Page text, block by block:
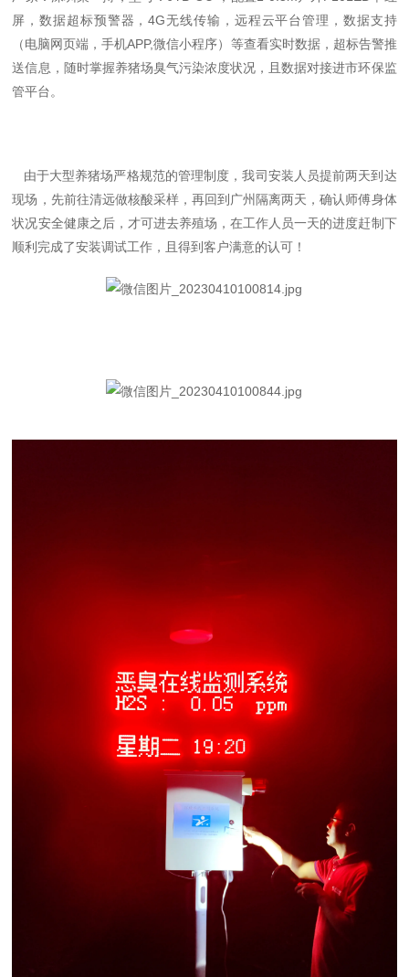
屏，数据超标预警器，4G无线传输，远程云平台管理，数据支持
（电脑网页端，手机APP,微信小程序）等查看实时数据，超标告警推
送信息，随时掌握养猪场臭气污染浓度状况，且数据对接进市环保监
管平台。
由于大型养猪场严格规范的管理制度，我司安装人员提前两天到达
现场，先前往清远做核酸采样，再回到广州隔离两天，确认师傅身体
状况安全健康之后，才可进去养殖场，在工作人员一天的进度赶制下
顺利完成了安装调试工作，且得到客户满意的认可！